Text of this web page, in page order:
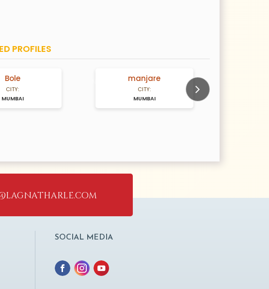
PROFILES
Bole
CITY:
MUMBAI
N/A Years oldmanjare
CITY:
MUMBAI
Next
SOCIAL MEDIA